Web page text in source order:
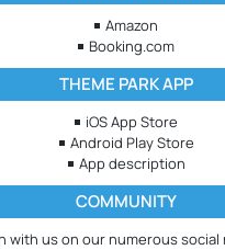
Amazon
Booking.com
THEME PARK APP
iOS App Store
Android Play Store
App description
COMMUNITY
with us on our numerous social